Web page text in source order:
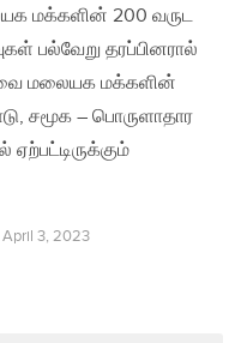
மக்களின் 200 வருட
பல்வேறு தரப்பினரால்
மலையக மக்களின்
சமூக – பொருளாதார
April 3, 2023